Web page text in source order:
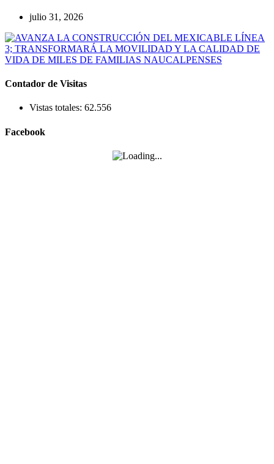
julio 31, 2026
Contador de Visitas
Vistas totales: 62.556
Facebook